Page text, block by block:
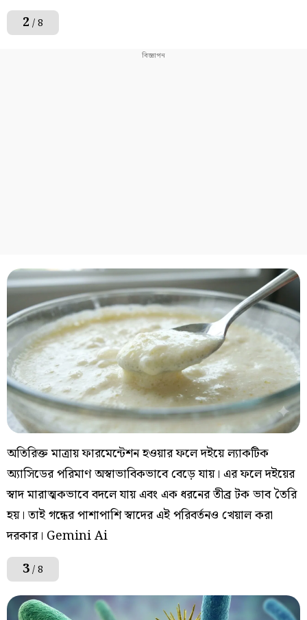
2 / 8
অতিরিক্ত মাত্রায় ফারমেন্টেশন হওয়ার ফলে দইয়ে ল্যাকটিক
অ্যাসিডের পরিমাণ অস্বাভাবিকভাবে বেড়ে যায়। এর ফলে দইয়ের
স্বাদ মারাত্মকভাবে বদলে যায় এবং এক ধরনের তীব্র টক ভাব তৈরি
হয়। তাই গন্ধের পাশাপাশি স্বাদের এই পরিবর্তনও খেয়াল করা
দরকার। Gemini Ai
3/ 8